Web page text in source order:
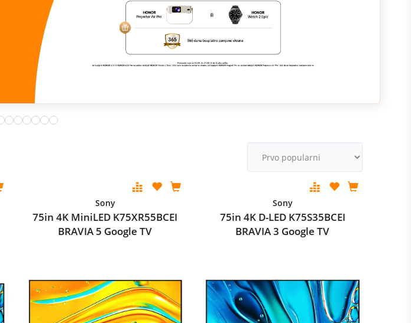
Sony
75in 4K MiniLED K75XR55BCEI
BRAVIA 5 Google TV
Sony
75in 4K D-LED K75S35BCEI
BRAVIA 3 Google TV